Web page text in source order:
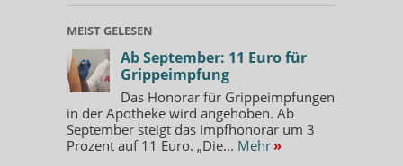
MEIST GELESEN
Ab September: 11 Euro für
Grippeimpfung
Das Honorar für Grippeimpfungen
in der Apotheke wird angehoben. Ab
September steigt das Impfhonorar um 3
Prozent auf 11 Euro. „Die... Mehr »